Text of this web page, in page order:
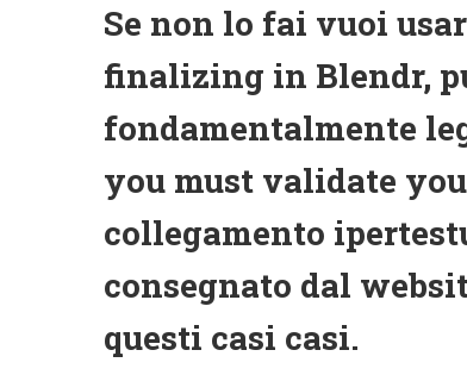
Se non lo fai vuoi
finalizing in Blendr,
fondamentalmente
you must validate
collegamento
consegnato dal
questi casi casi.